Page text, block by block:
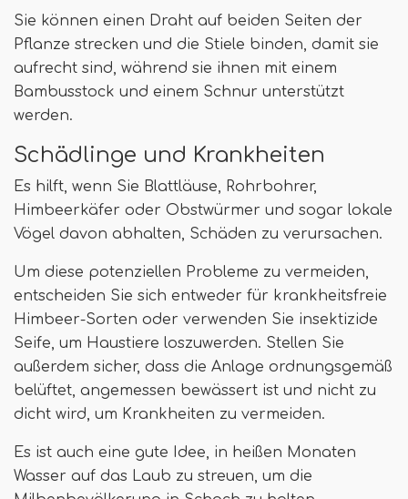
Sie können einen Draht auf beiden Seiten der
Pflanze strecken und die Stiele binden, damit sie
aufrecht sind, während sie ihnen mit einem
Bambusstock und einem Schnur unterstützt
werden.
Schädlinge und Krankheiten
Es hilft, wenn Sie Blattläuse, Rohrbohrer,
Himbeerkäfer oder Obstwürmer und sogar lokale
Vögel davon abhalten, Schäden zu verursachen.
Um diese potenziellen Probleme zu vermeiden,
entscheiden Sie sich entweder für krankheitsfreie
Himbeer-Sorten oder verwenden Sie insektizide
Seife, um Haustiere loszuwerden. Stellen Sie
außerdem sicher, dass die Anlage ordnungsgemäß
belüftet, angemessen bewässert ist und nicht zu
dicht wird, um Krankheiten zu vermeiden.
Es ist auch eine gute Idee, in heißen Monaten
Wasser auf das Laub zu streuen, um die